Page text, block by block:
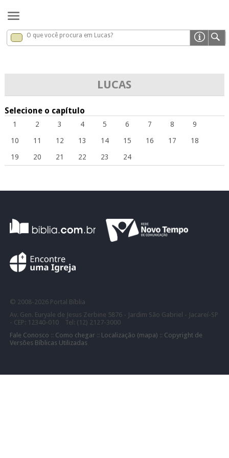
Lucas x
O que você procura em Lucas?
LUCAS
Selecione o capítulo
1 2 3 4 5 6 7 8
9
10
11 12 13 14 15 16 17
18
19
20 21 22 23 24
© 2008- 2026 Portal Bíblia
Av. Gen. Euryale de Jesus Zerbine 5876 - Jardim São Gabriel - Jacareí-SP
- CEP: 12340-010 Tel: (12) 2127-3000
Fale Conosco :: Como chegar:: Localização (mapa) :: Copyright de
Versões Bíblicas Utilizadas